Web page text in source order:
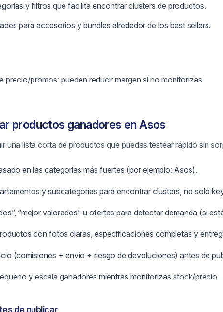
y filtros que facilita encontrar clusters de productos.
para accesorios y bundles alrededor de los best sellers.
precio/promos: pueden reducir margen si no monitorizas.
productos ganadores en Asos
una lista corta de productos que puedas testear rápido sin
en las categorías más fuertes (por ejemplo: Asos).
y subcategorías para encontrar clusters, no solo
“mejor valorados” u ofertas para detectar demanda (si
con fotos claras, especificaciones completas y
(comisiones + envío + riesgo de devoluciones) antes de
y escala ganadores mientras monitorizas stock/precio.
de publicar